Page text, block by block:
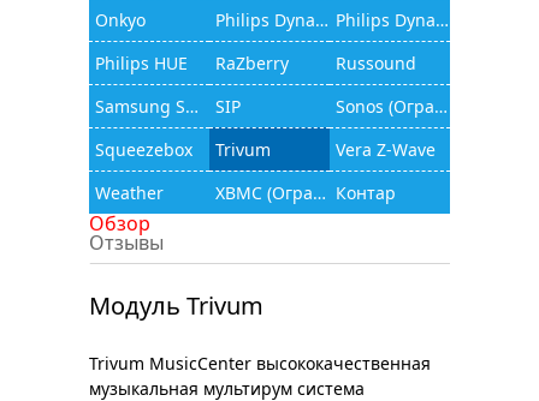
Onkyo
Philips Dynalite
Philips Dynalite (JAMware)
Philips HUE
RaZberry
Russound
Samsung Smart TV
SIP
Sonos (Ограниченный функционал)
Squeezebox
Trivum
Vera Z-Wave
Weather
XBMC (Ограниченный функционал) Контар
Обзор
Отзывы
Модуль Trivum
Trivum MusicCenter высококачественная
музыкальная мультирум система